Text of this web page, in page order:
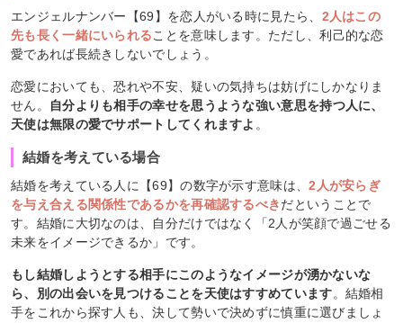
エンジェルナンバー【69】を恋人がいる時に見たら、 2人はこの
先も長く一緒にいられることを意味します。ただし、利己的な恋
愛であれば長続きしないでしょう。
恋愛においても、恐れや不安、疑いの気持ちは妨げにしかなりま
せん。
自分よりも相手の幸せを思うような強い意思を持つ人に、
天使は無限の愛でサポートしてくれますよ 。
結婚を考えている場合
結婚を考えている人に【69】の数字が示す意味は、2人が安らぎ
を与え合える関係性であるかを再確認するべきだということで
す。結婚に大切なのは、自分だけではなく「2人が笑顔で過ごせる
未来をイメージできるか」です。
もし結婚しようとする相手にこのようなイメージが湧かないな
ら、別の出会いを見つけることを天使はすすめています。結婚相
手をこれから探す人も、決して勢いで決めずに慎重に選びましょ